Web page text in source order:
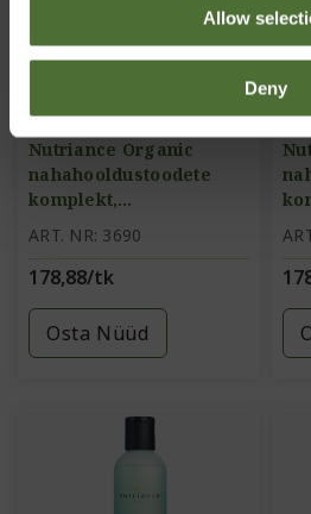
Allow
Deny
Nutriance Organic
nahahooldustoodete
komplekt,
kombineeritud ja
rasusele nahale
ART. NR: 3690
178,88/tk
Osta Nüüd
ja